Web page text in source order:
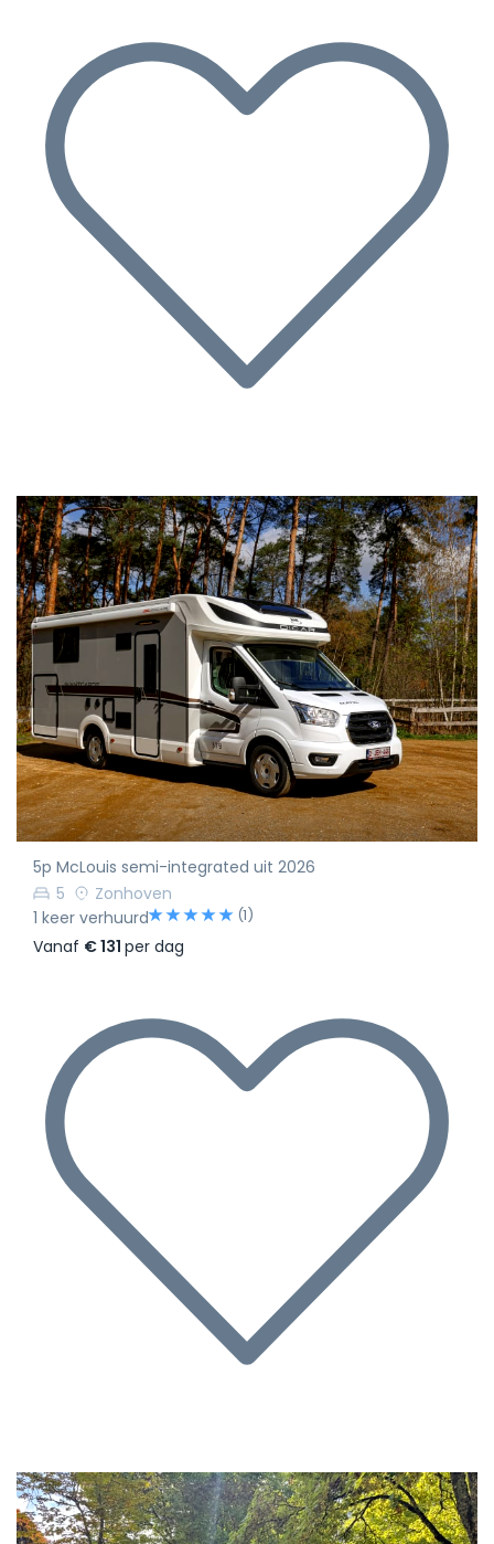
5p McLouis semi-integrated uit 2026
5
Zonhoven
1 keer verhuurd
(1)
Vanaf € 131 per dag